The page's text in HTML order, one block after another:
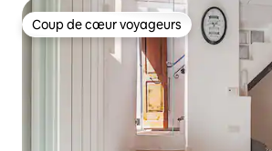
Coup de cœur voyageurs
Coup de cœur voyageurs